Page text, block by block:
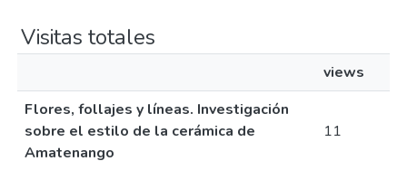
Visitas totales
views
Flores, follajes y líneas. Investigación
sobre el estilo de la cerámica de
Amatenango
11